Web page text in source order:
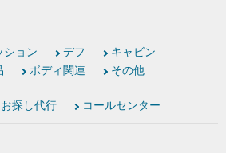
ション デフ
キャビン
ボディ関連 その他
探し代行 コールセンター